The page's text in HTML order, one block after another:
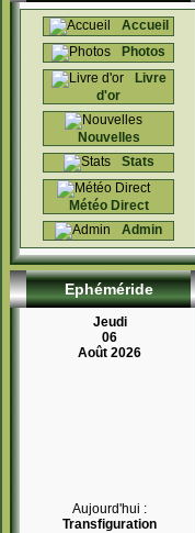
Accueil
Photos
Livre
d'or
Nouvelles
Stats
Météo Direct
Admin
Ephéméride
Jeudi
06
Août 2026
Aujourd'hui :
Transfiguration